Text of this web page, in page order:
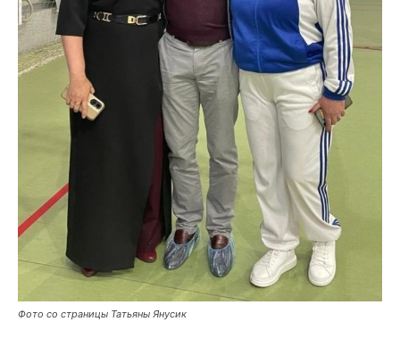
Фото со страницы Татьяны Янусик